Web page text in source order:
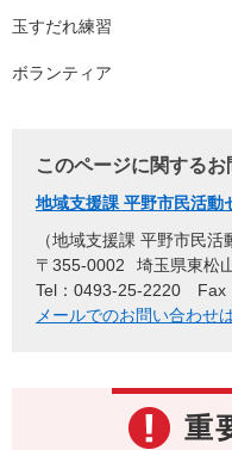
玉すだれ練習
ボランティア
このページに関する
地域支援課 平野市民活動
地域支援課 平野市民活
〒355-0002
埼玉県東松
Tel：0493-25-2220
Fax
メールでのお問い合わせ
重